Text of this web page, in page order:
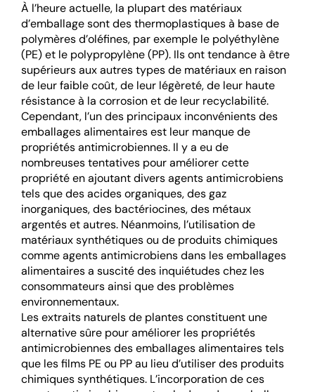
À l’heure actuelle, la plupart des matériaux
d’emballage sont des thermoplastiques à base de
polymères d’oléfines, par exemple le polyéthylène
(PE) et le polypropylène (PP). Ils ont tendance à être
supérieurs aux autres types de matériaux en raison
de leur faible coût, de leur légèreté, de leur haute
résistance à la corrosion et de leur recyclabilité.
Cependant, l’un des principaux inconvénients des
emballages alimentaires est leur manque de
propriétés antimicrobiennes. Il y a eu de
nombreuses tentatives pour améliorer cette
propriété en ajoutant divers agents antimicrobiens
tels que des acides organiques, des gaz
inorganiques, des bactériocines, des métaux
argentés et autres. Néanmoins, l’utilisation de
matériaux synthétiques ou de produits chimiques
comme agents antimicrobiens dans les emballages
alimentaires a suscité des inquiétudes chez les
consommateurs ainsi que des problèmes
environnementaux.
Les extraits naturels de plantes constituent une
alternative sûre pour améliorer les propriétés
antimicrobiennes des emballages alimentaires tels
que les films PE ou PP au lieu d’utiliser des produits
chimiques synthétiques. L’incorporation de ces